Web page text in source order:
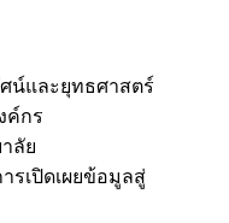
น์และยุทธศาสตร์
ค์กร
ลัย
ารเปิดเผยข้อมูลสู่